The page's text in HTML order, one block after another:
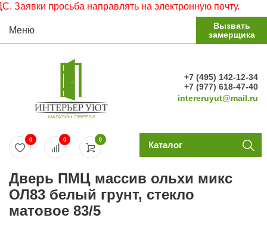
просьба направлять на электронную почту.
Меню
Вызвать
замерщика
+7 (495) 142-12-34
+7 (977) 618-47-40
intereruyut@mail.ru
0
0 0 Каталог
Дверь ПМЦ массив ольхи микс
ОЛ83 белый грунт, стекло
матовое 83/5